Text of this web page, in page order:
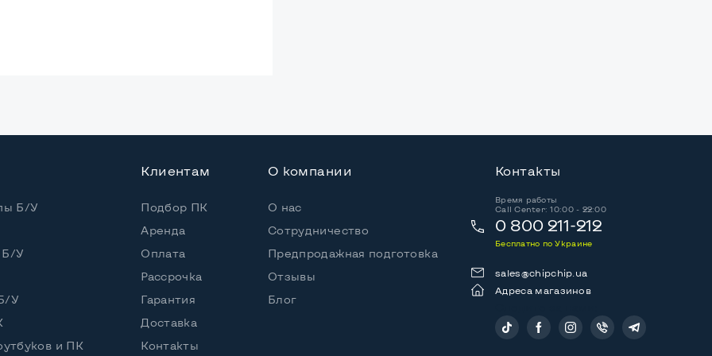
i5-4200M
4 потока
i5-4200M (2,50 - 3,10 GHz)
или HDD
Б/У
Б/У
У
и ПК
Клиентам
Подбор ПК
Аренда
Оплата
Рассрочка
Гарантия
Доставка
Контакты
О компании
О нас
Сотрудничество
Предпродажная подготовка
Отзывы
Блог
Контакты
Время работы
Call Center: 10:00 - 22:00
0 800 211-212
Бесплатно по Украине
sales@chipchip.ua
Адреса магазинов